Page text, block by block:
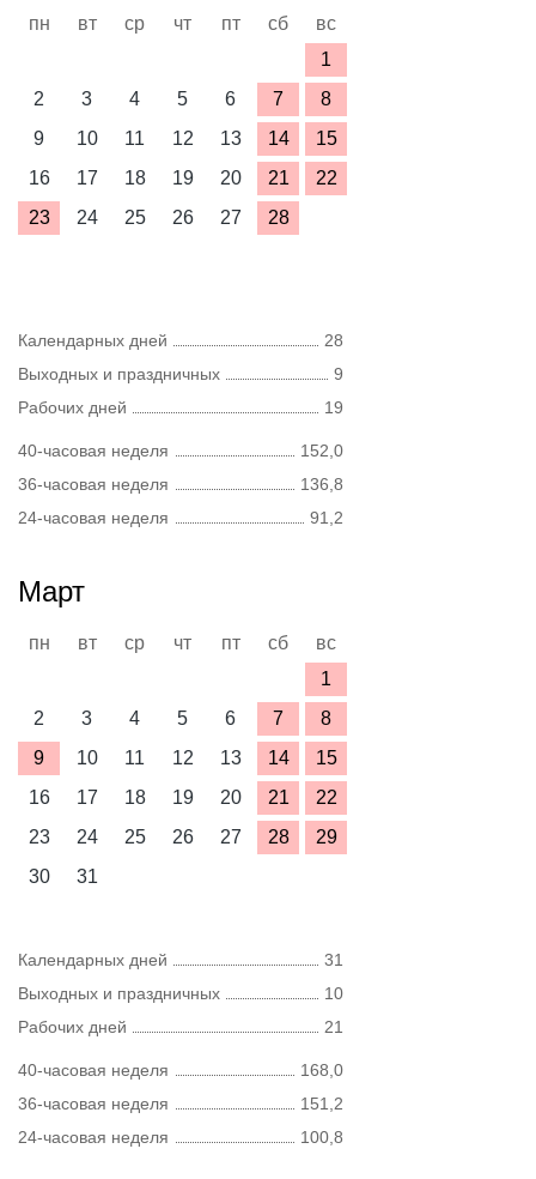
пн вт ср чт пт сб
вс
1
2
3 4 5 6 7
8
9
10 11 12 13 14
15
16
17 18 19 20 21
22
23
24 25 26 27 28
Календарных дней
28
Выходных и праздничных
9
Рабочих дней
19
40-часовая неделя
152,0
36-часовая неделя
136,8
24-часовая неделя
91,2
Март
пн вт ср чт пт сб
вс
1
2
3 4 5 6 7
8
9
10 11 12 13 14
15
16
17 18 19 20 21
22
23
24 25 26 27 28
29
30
31
Календарных дней
31
Выходных и праздничных
10
Рабочих дней
21
40-часовая неделя
168,0
36-часовая неделя
151,2
24-часовая неделя
100,8